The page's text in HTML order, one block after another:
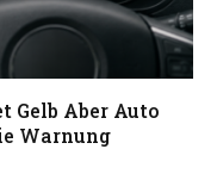
Aber Auto
Warnung